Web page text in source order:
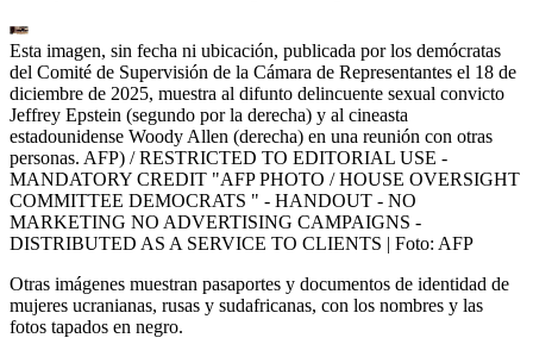
Esta imagen, sin fecha ni ubicación, publicada por los demócratas
del Comité de Supervisión de la Cámara de Representantes el 18 de
diciembre de 2025, muestra al difunto delincuente sexual convicto
Jeffrey Epstein (segundo por la derecha) y al cineasta
estadounidense Woody Allen (derecha) en una reunión con otras
personas. AFP) / RESTRICTED TO EDITORIAL USE -
MANDATORY CREDIT "AFP PHOTO / HOUSE OVERSIGHT
COMMITTEE DEMOCRATS " - HANDOUT - NO
MARKETING NO ADVERTISING CAMPAIGNS -
DISTRIBUTED AS A SERVICE TO CLIENTS | Foto: AFP
Otras imágenes muestran pasaportes y documentos de identidad de
mujeres ucranianas, rusas y sudafricanas, con los nombres y las
fotos tapados en negro.